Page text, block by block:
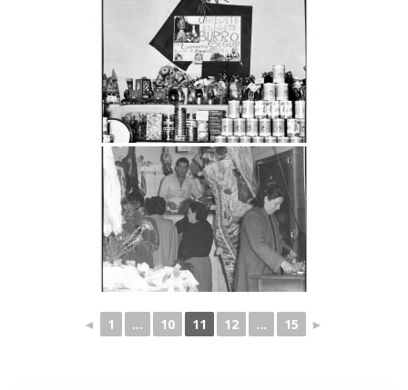
◄ 1 ... 10 11 12 ... 15 ►